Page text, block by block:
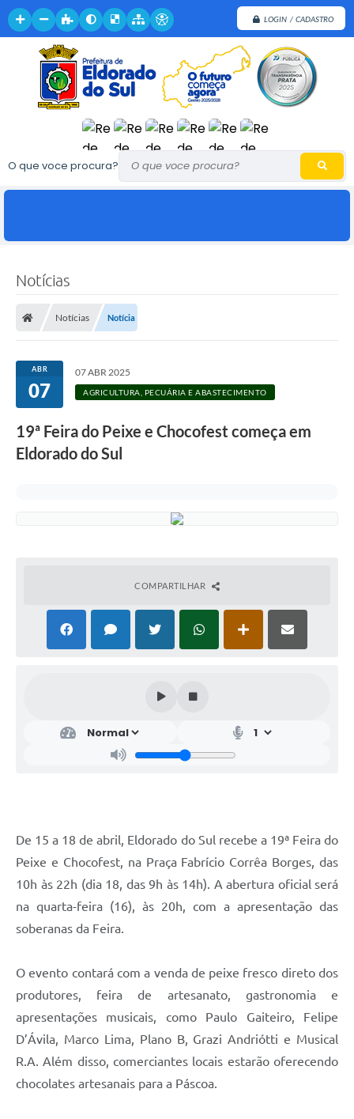
LOGIN / CADASTRO
O que voce procura?
Notícias
Notícias Notícia
ABR
07
07 ABR 2025
AGRICULTURA, PECUÁRIA E ABASTECIMENTO
19ª Feira do Peixe e Chocofest começa em
Eldorado do Sul
COMPARTILHAR
De 15 a 18 de abril, Eldorado do Sul recebe a 19ª Feira do
Peixe e Chocofest, na Praça Fabrício Corrêa Borges, das
10h às 22h (dia 18, das 9h às 14h). A abertura oficial será
na quarta-feira (16), às 20h, com a apresentação das
soberanas da Feira.
O evento contará com a venda de peixe fresco direto dos
produtores, feira de artesanato, gastronomia e
apresentações musicais, como Paulo Gaiteiro, Felipe
D’Ávila, Marco Lima, Plano B, Grazi Andriótti e Musical
R.A. Além disso, comerciantes locais estarão oferecendo
chocolates artesanais para a Páscoa.